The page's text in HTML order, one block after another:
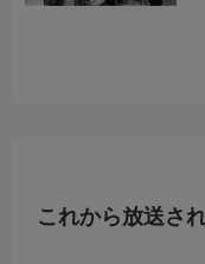
これから放送さ